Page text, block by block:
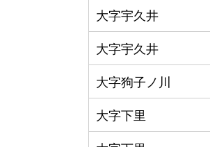
大字宇久井
大字宇久井
大字狗子ノ川
大字下里